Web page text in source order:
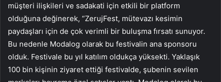
müşteri ilişkileri ve sadakati için etkili bir platform
olduğuna değinerek, “ZerujFest, mütevazı kesimin
paydaşları için de çok verimli bir buluşma fırsatı sunuyor.
Bu nedenle Modalog olarak bu festivalin ana sponsoru
olduk. Festivale bu yıl katılım oldukça yüksekti. Yaklaşık
100 bin kişinin ziyaret ettiği festivalde, şubenin sevilen